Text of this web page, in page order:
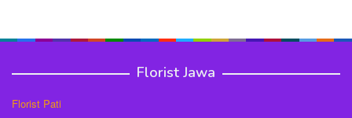
Florist Jawa
Florist Pati